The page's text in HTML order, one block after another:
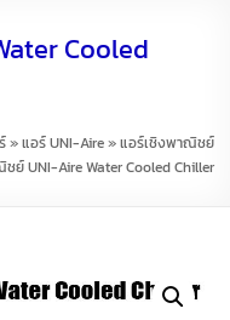
Cooled
»แอร์ UNI-Aire»แอร์เชิงพาณิชย์
ย์ UNI-Aire Water Cooled Chiller